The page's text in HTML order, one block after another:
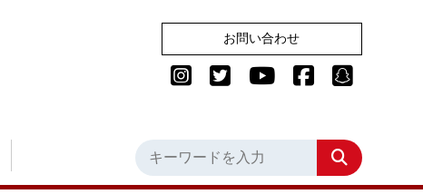
お問い合わせ